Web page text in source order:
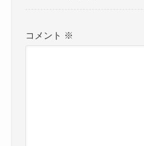
コメント ※